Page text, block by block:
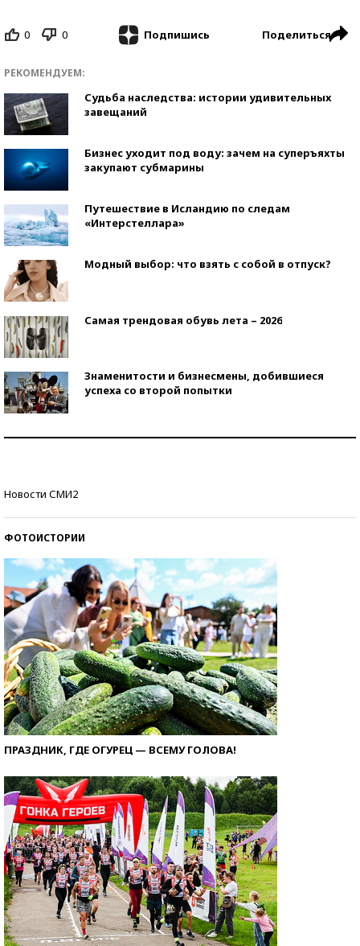
0 0 Подпишись Поделиться
РЕКОМЕНДУЕМ:
Судьба наследства: истории удивительных
завещаний
Бизнес уходит под воду: зачем на суперъяхты
закупают субмарины
Путешествие в Исландию по следам
«Интерстеллара»
Модный выбор: что взять с собой в отпуск?
Самая трендовая обувь лета – 2026
Знаменитости и бизнесмены, добившиеся
успеха со второй попытки
Новости СМИ2
ФОТОИСТОРИИ
ПРАЗДНИК, ГДЕ ОГУРЕЦ — ВСЕМУ ГОЛОВА!